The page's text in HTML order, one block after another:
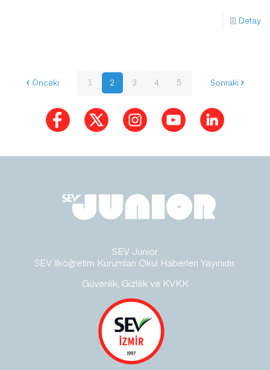
Detay
Önceki 1 2 3 4 5 Sonraki
SEV Junior
SEV İlköğretim Kurumları Okul Haberleri Yayınıdır.
Güvenlik, Gizlilik ve KVKK